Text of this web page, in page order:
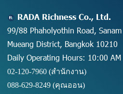
RADA Richness Co., Ltd.
99/88 Phaholyothin Road,
Mueang District, Bangkok 10210
Daily Operating Hours: 10:00
02-120-7960 (สำนักงาน)
088-629-8249 (คุณออน)